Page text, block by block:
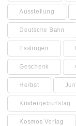
Ausstellung
Deutsche Bahn
Esslingen
Geschenk
Herbst
Kindergeburtstag
Kosmos Verlag